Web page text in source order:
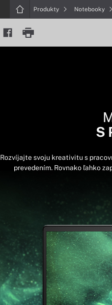
Produkty Notebooky
S
Rozvíjajte svoju kreativitu s
prevedením. Rovnako ľahko